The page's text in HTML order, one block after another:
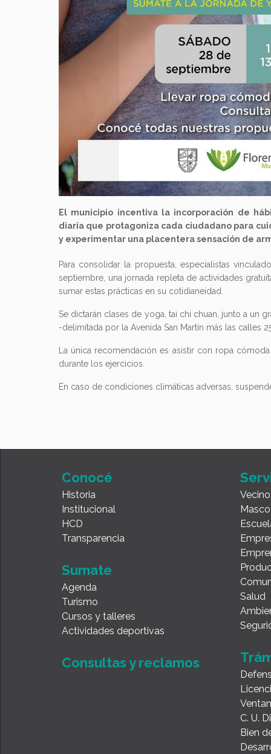
El municipio incentiva la incorporación de
diaria que protagoniza cada ciudadano para
y experimentar una placentera sensación de
Para consolidar la propuesta, especialistas
septiembre, una jornada repleta de actividades
sumar estas prácticas en su cotidianeidad.
Se dictarán clases de yoga, tai chi chuan, junto a un
-delimitada por la Avenida San Martín más las calles
La única recomendación es asistir con ropa
durante los ejercicios.
En caso de condiciones climáticas adversas,
Conocé
Historia
Institucional
HCD
Transparencia
Sumate
Agenda
Turismo
Cursos y talleres
Actividades deportivas
Consultas y reclamos
Salud
C. U.
Bien